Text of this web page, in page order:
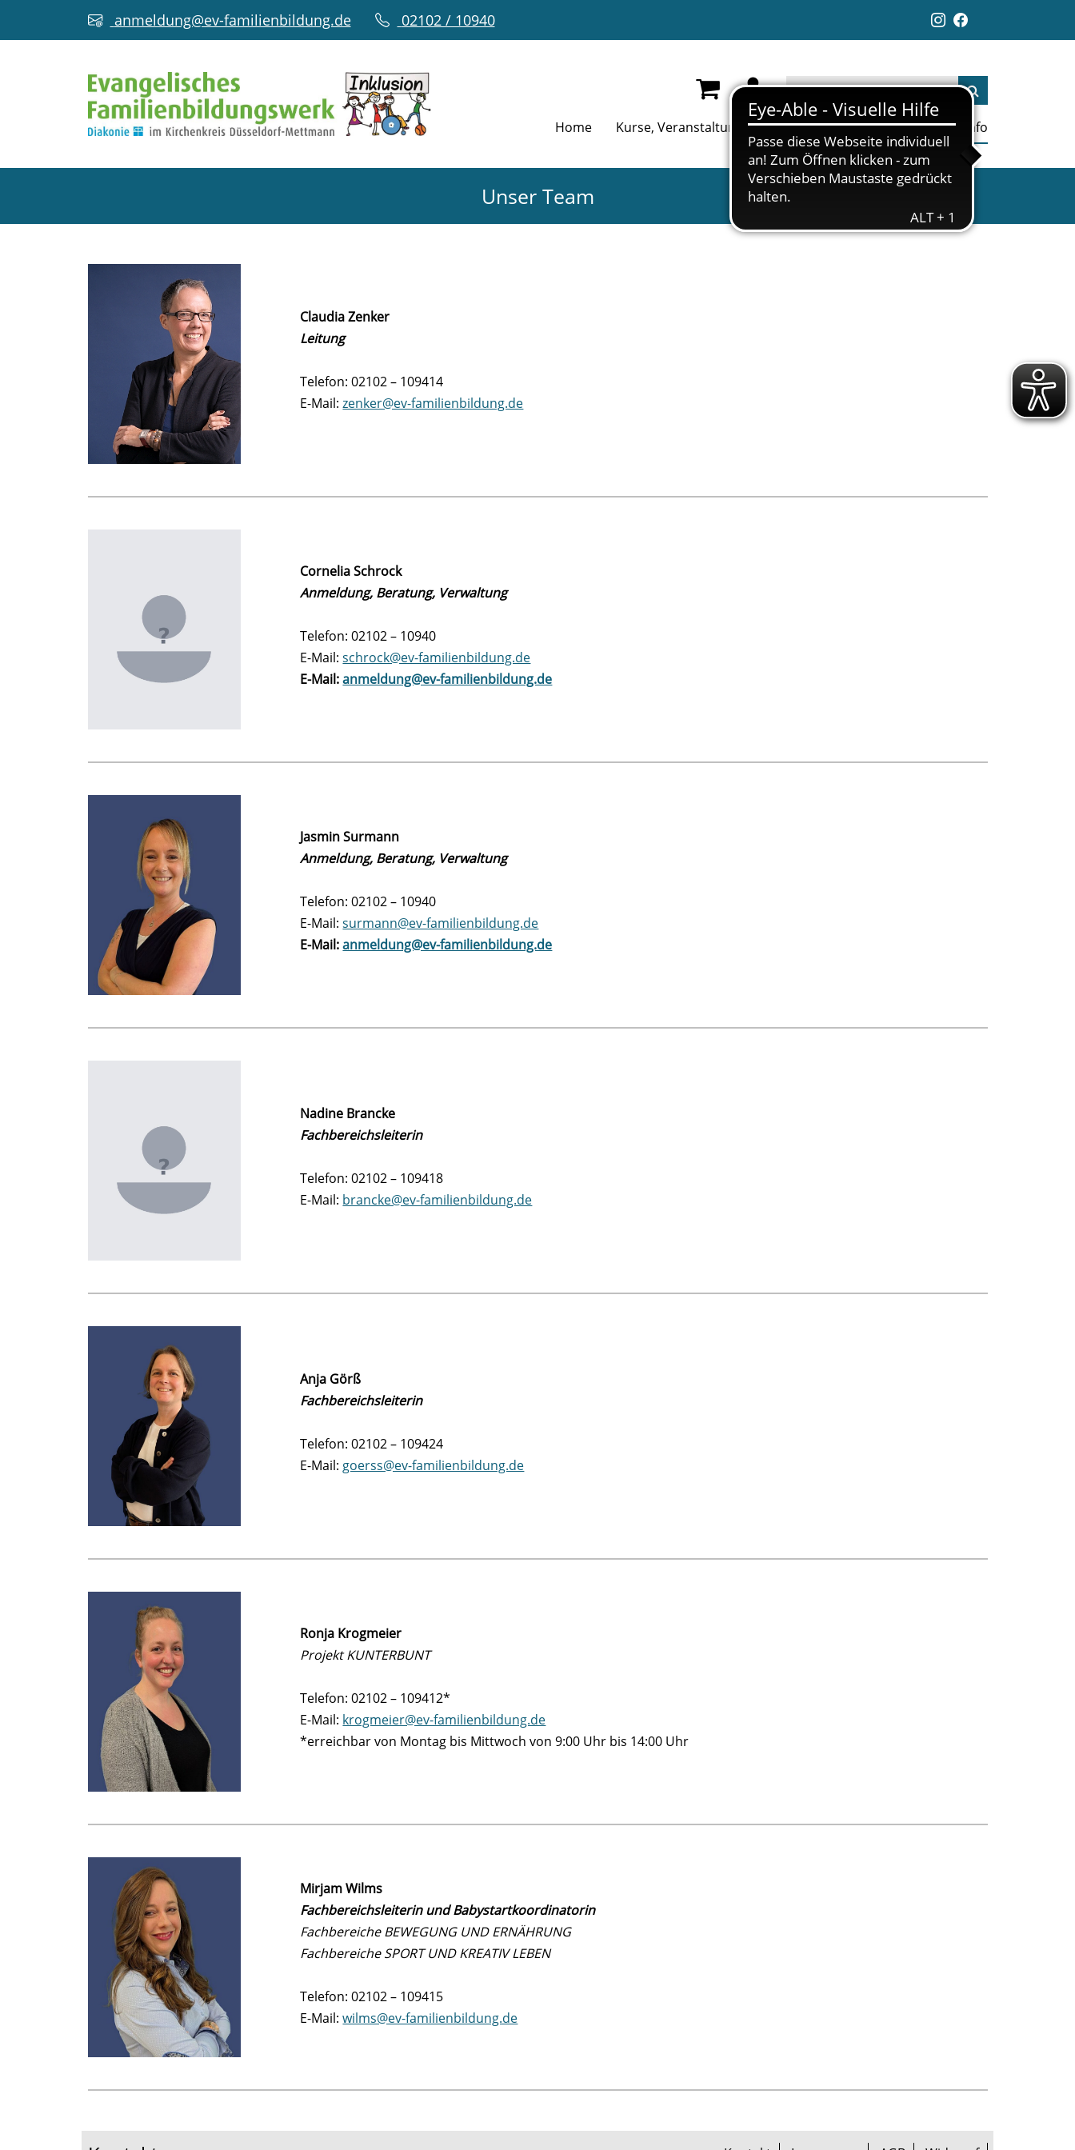
anmeldung@ev-familienbildung.de 02102 / 10940
Home Kurse, Veranstaltungen Aktuelles Jobs Links Info
Unser Team
Claudia Zenker
Leitung
Telefon: 02102 – 109414
E-Mail:zenker@ev-familienbildung.de
Cornelia Schrock
Anmeldung, Beratung, Verwaltung
Telefon: 02102 – 10940
E-Mail:schrock@ev-familienbildung.de
E-Mail:anmeldung@ev-familienbildung.de
Jasmin Surmann
Anmeldung, Beratung, Verwaltung
Telefon: 02102 – 10940
E-Mail:surmann@ev-familienbildung.de
E-Mail:anmeldung@ev-familienbildung.de
Nadine Brancke
Fachbereichsleiterin
Telefon: 02102 – 109418
E-Mail: brancke@ev-familienbildung.de
Anja Görß
Fachbereichsleiterin
Telefon: 02102 – 109424
E-Mail: goerss@ev-familienbildung.de
Ronja Krogmeier
Projekt KUNTERBUNT
Telefon: 02102 – 109412*
E-Mail: krogmeier@ev-familienbildung.de
*erreichbar von Montag bis Mittwoch von 9:00 Uhr bis 14:00 Uhr
Mirjam Wilms
Fachbereichsleiterin und Babystartkoordinatorin
Fachbereiche BEWEGUNG UND ERNÄHRUNG
Fachbereiche SPORT UND KREATIV LEBEN
Telefon: 02102 – 109415
E-Mail:wilms@ev-familienbildung.de